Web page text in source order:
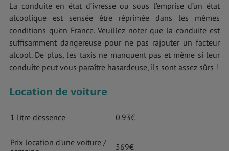
La conduite en état d’ivresse ou sous l’emprise d’un état
alcoolique est sensée être réprimée dans les mêmes
conditions qu’en France. Veuillez noter que la conduite est
suffisamment dangereuse pour ne pas rajouter un facteur
alcool. De plus, les taxis ne manquent pas et même si leur
conduite peut vous paraître hasardeuse, ils sont assez sûrs !
Location de voiture
1 litre d’essence 0.93€
Prix location d’une voiture /
569€